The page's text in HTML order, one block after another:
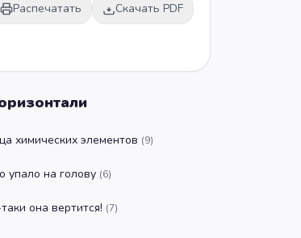
Распечатать Скачать PDF
химических элементов (9)
упало на голову (6)
она вертится! (7)